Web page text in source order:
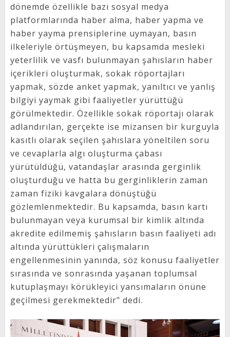
dönemde özellikle bazı sosyal medya
platformlarında haber alma, haber yapma ve
haber yayma prensiplerine uymayan, basın
ilkeleriyle örtüşmeyen, bu kapsamda mesleki
yeterlilik ve vasfı bulunmayan şahısların haber
içerikleri oluşturmak, sokak röportajları
yapmak, sözde anket yapmak, yanıltıcı ve yanlış
bilgiyi yaymak gibi faaliyetler yürüttüğü
görülmektedir. Özellikle sokak röportajı olarak
adlandırılan, gerçekte ise mizansen bir kurguyla
kasıtlı olarak seçilen şahıslara yöneltilen soru
ve cevaplarla algı oluşturma çabası
yürütüldüğü, vatandaşlar arasında gerginlik
oluşturduğu ve hatta bu gerginliklerin zaman
zaman fiziki kavgalara dönüştüğü
gözlemlenmektedir. Bu kapsamda, basın kartı
bulunmayan veya kurumsal bir kimlik altında
akredite edilmemiş şahısların basın faaliyeti adı
altında yürüttükleri çalışmaların
engellenmesinin yanında, söz konusu faaliyetler
sırasında ve sonrasında yaşanan toplumsal
kutuplaşmayı körükleyici yansımaların önüne
geçilmesi gerekmektedir" dedi.